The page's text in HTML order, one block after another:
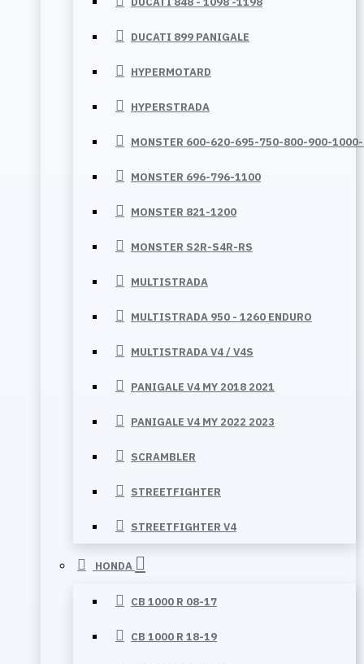
DUCATI 899 PANIGALE
HYPERMOTARD
HYPERSTRADA
MONSTER 600-620-695-750-800-900-
MONSTER 696-796-1100
MONSTER 821-1200
MONSTER S2R-S4R-RS
MULTISTRADA
MULTISTRADA 950 - 1260 ENDURO
MULTISTRADA V4 / V4S
PANIGALE V4 MY 2018 2021
PANIGALE V4 MY 2022 2023
SCRAMBLER
STREETFIGHTER
STREETFIGHTER V4
HONDA
CB 1000 R 08-17
CB 1000 R 18-19